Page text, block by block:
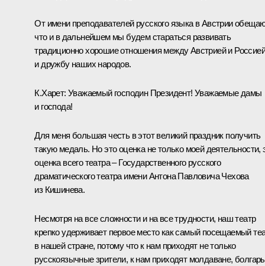
От имени преподавателей русского языка в Австрии
что и в дальнейшем мы будем стараться развивать
традиционно хорошие отношения между Австрией и Россией
и дружбу наших народов.
К.Харет: Уважаемый господин Президент! Уважаемые дамы
и господа!
Для меня большая честь в этот великий праздник получить
такую медаль. Но это оценка не только моей деятельности,
оценка всего театра – Государственного русского
драматического театра имени Антона Павловича Чехова
из Кишинева.
Несмотря на все сложности и на все трудности, наш театр
крепко удерживает первое место как самый посещаемый
в нашей стране, потому что к нам приходят не только
русскоязычные зрители, к нам приходят молдаване,